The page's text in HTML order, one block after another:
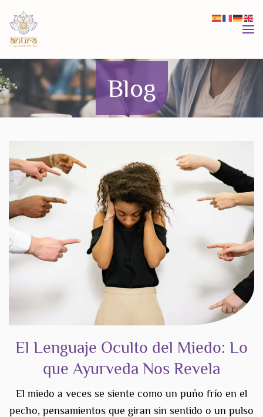
Skip to main content
Blog
El Lenguaje Oculto del Miedo: Lo
que Ayurveda Nos Revela
El miedo a veces se siente como un puño frío en el
pecho, pensamientos que giran sin sentido o un pulso